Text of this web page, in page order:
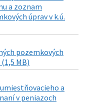
a zoznam
úprav v k.ú.
pozemkových
MB)
a
v peniazoch